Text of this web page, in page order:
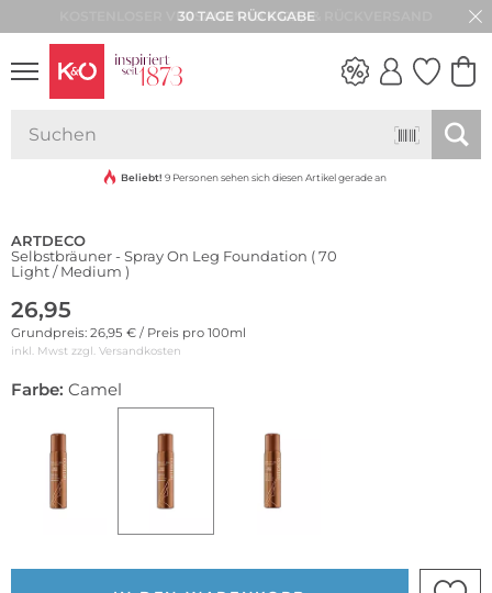
30 TAGE RÜCKGABE
VIBES
Beliebt! 9 Personen sehen sich diesen Artikel gerade an
ARTDECO
Selbstbräuner - Spray On Leg Foundation ( 70
Light / Medium )
26,95
Grundpreis: 26,95 € / Preis pro 100ml
inkl. Mwst zzgl. Versandkosten
Farbe: Camel